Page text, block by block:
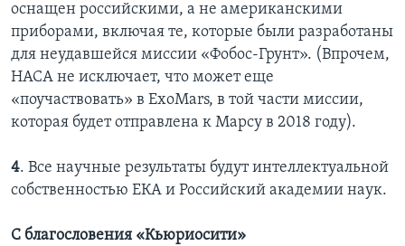
оснащен российскими, а не американскими
приборами, включая те, которые были разработаны
для неудавшейся миссии «Фобос-Грунт». (Впрочем,
НАСА не исключает, что может еще
«поучаствовать» в ExoMars, в той части миссии,
которая будет отправлена к Марсу в 2018 году).
4. Все научные результаты будут интеллектуальной
собственностью ЕКА и Российский академии наук.
С благословения «Кьюриосити»